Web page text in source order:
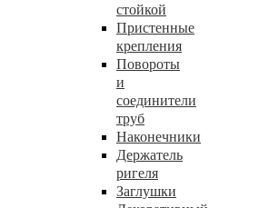
стойкой
Пристенные
крепления
Повороты
и
соединители
труб
Наконечники
Держатель
ригеля
Заглушки